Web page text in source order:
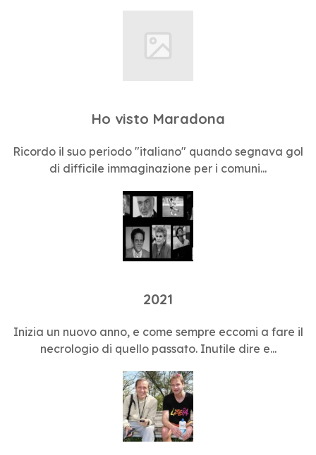
Ho visto Maradona
Ricordo il suo periodo "italiano" quando segnava gol
di difficile immaginazione per i comuni...
2021
Inizia un nuovo anno, e come sempre eccomi a fare il
necrologio di quello passato. Inutile dire e...